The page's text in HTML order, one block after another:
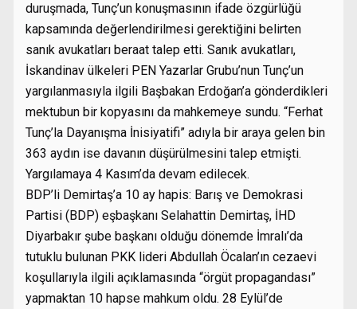
duruşmada, Tunç’un konuşmasının ifade özgürlüğü
kapsamında değerlendirilmesi gerektiğini belirten
sanık avukatları beraat talep etti. Sanık avukatları,
İskandinav ülkeleri PEN Yazarlar Grubu’nun Tunç’un
yargılanmasıyla ilgili Başbakan Erdoğan’a gönderdikleri
mektubun bir kopyasını da mahkemeye sundu. “Ferhat
Tunç’la Dayanışma İnisiyatifi” adıyla bir araya gelen bin
363 aydın ise davanın düşürülmesini talep etmişti.
Yargılamaya 4 Kasım’da devam edilecek.
BDP’li Demirtaş’a 10 ay hapis: Barış ve Demokrasi
Partisi (BDP) eşbaşkanı Selahattin Demirtaş, İHD
Diyarbakır şube başkanı olduğu dönemde İmralı’da
tutuklu bulunan PKK lideri Abdullah Öcalan’ın cezaevi
koşullarıyla ilgili açıklamasında “örgüt propagandası”
yapmaktan 10 hapse mahkum oldu. 28 Eylül’de